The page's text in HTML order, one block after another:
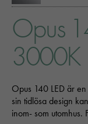
Opus
3000K
Opus 140 LED är
sin tidlösa design
inom- som utomhus.